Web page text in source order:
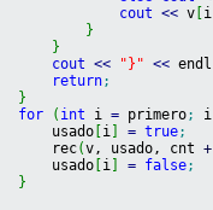
cout << v[ i
}
}
cout << "}" << endl
return;
}
for
( int i = primero;
[ i] = true;
(v, usado, cnt +
[ i] = false;
}